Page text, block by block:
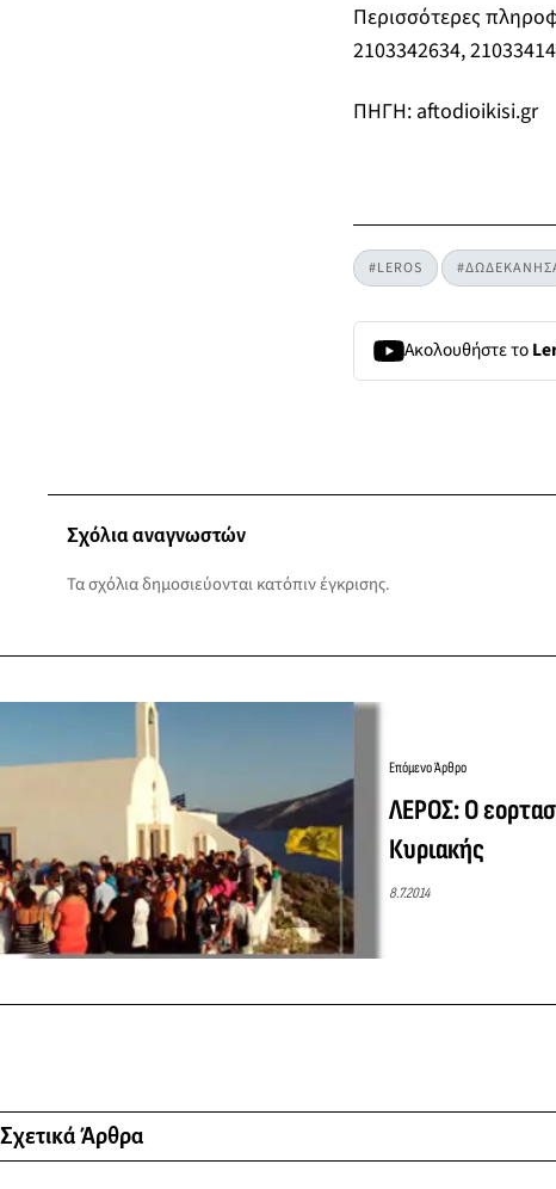
Περισσότερες
2103342634,
ΠΗΓΗ: aftodioikisi.gr
#LEROS
Ακολουθήστε το
Σχόλια αναγνωστών
Τα σχόλια δημοσιεύονται κατόπιν έγκρισης.
Επόμενο Άρθρο
ΛΕΡΟΣ: Ο
Κυριακής
8.7.2014
Σχετικά Άρθρα